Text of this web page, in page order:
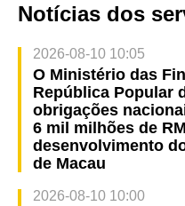
Notícias dos
2026-08-10 10:05
O Ministério das
República Popular
obrigações
6 mil milhões de
desenvolvimento
de Macau
2026-08-10 10:00